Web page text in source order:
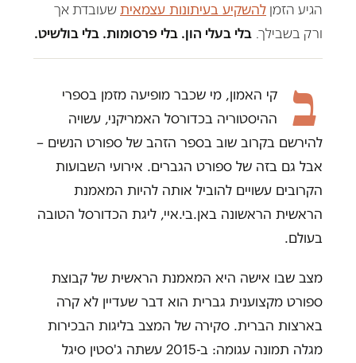
הגיע הזמן להשקיע בעיתונות עצמאיתשעובדת אך
ורק בשבילך. בלי בעלי הון. בלי פרסומות. בלי בולשיט.
ב
קי האמון, מי שכבר מופיעה מזמן בספרי
ההיסטוריה בכדורסל האמריקני, עשויה
להירשם בקרוב שוב בספר הזהב של ספורט הנשים –
אבל גם בזה של ספורט הגברים. אירועי השבועות
הקרובים עשויים להוביל אותה להיות המאמנת
הראשית הראשונה באן.בי.איי, ליגת הכדורסל הטובה
בעולם.
מצב שבו אישה היא המאמנת הראשית של קבוצת
ספורט מקצוענית גברית הוא דבר שעדיין לא קרה
בארצות הברית. סקירה של המצב בליגות הבכירות
מגלה תמונה עגומה: ב-2015 עשתה ג'סטין סיגל